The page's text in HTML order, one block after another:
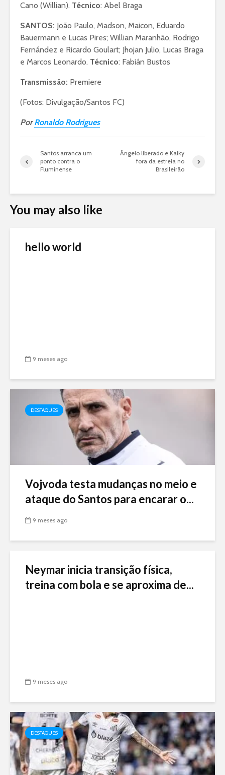
Cano (Willian). Técnico: Abel Braga
SANTOS: João Paulo, Madson, Maicon, Eduardo
Bauermann e Lucas Pires; Willian Maranhão, Rodrigo
Fernández e Ricardo Goulart; Jhojan Julio, Lucas Braga
e Marcos Leonardo. Técnico: Fabián Bustos
Transmissão: Premiere
(Fotos: Divulgação/Santos FC)
PorRonaldo Rodrigues
Santos arranca um
ponto contra o
Fluminense
Ângelo liberado e Kaiky
fora da estreia no
Brasileirão
You may also like
hello world
9 meses ago
DESTAQUES
Vojvoda testa mudanças no meio e
ataque do Santos para encarar o...
9 meses ago
Neymar inicia transição física,
treina com bola e se aproxima de...
9 meses ago
DESTAQUES